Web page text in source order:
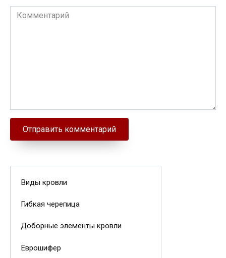
Комментарий
Виды кровли
Гибкая черепица
Доборные элементы кровли
Еврошифер